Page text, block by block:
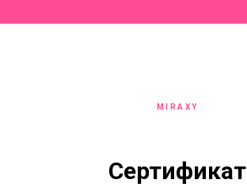
MIRAXY
Сертификат